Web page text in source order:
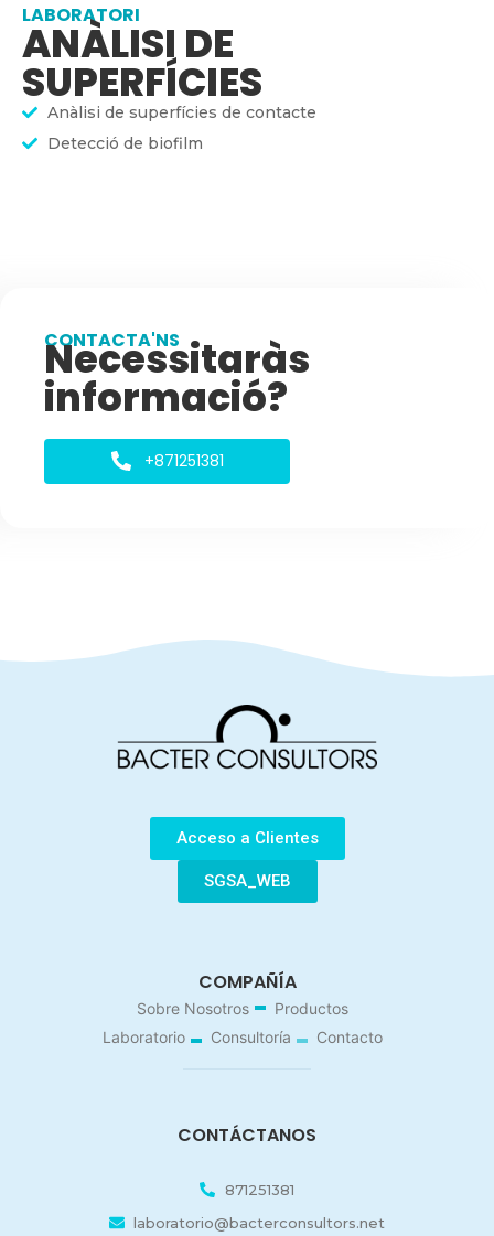
LABORATORI
ANÀLISI DE
SUPERFÍCIES
Anàlisi de superfícies de contacte
Detecció de biofilm
CONTACTA'NS
Necessitaràs
informació?
+871251381
Acceso a Clientes
SGSA_WEB
COMPAÑÍA
Sobre Nosotros
Productos
Laboratorio
Consultoría Contacto
CONTÁCTANOS
871251381
laboratorio@bacterconsultors.net